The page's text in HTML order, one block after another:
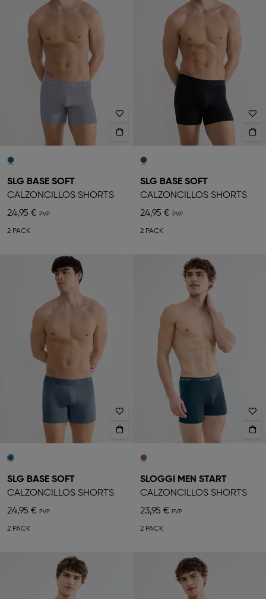
SLG BASE SOFT
CALZONCILLOS SHORTS
24,95 €
2 PACK
SLG BASE SOFT
CALZONCILLOS SHORTS
24,95 €
2 PACK
SLG BASE SOFT
CALZONCILLOS SHORTS
24,95 €
2 PACK
SLOGGI MEN START
CALZONCILLOS SHORTS
23,95 €
2 PACK